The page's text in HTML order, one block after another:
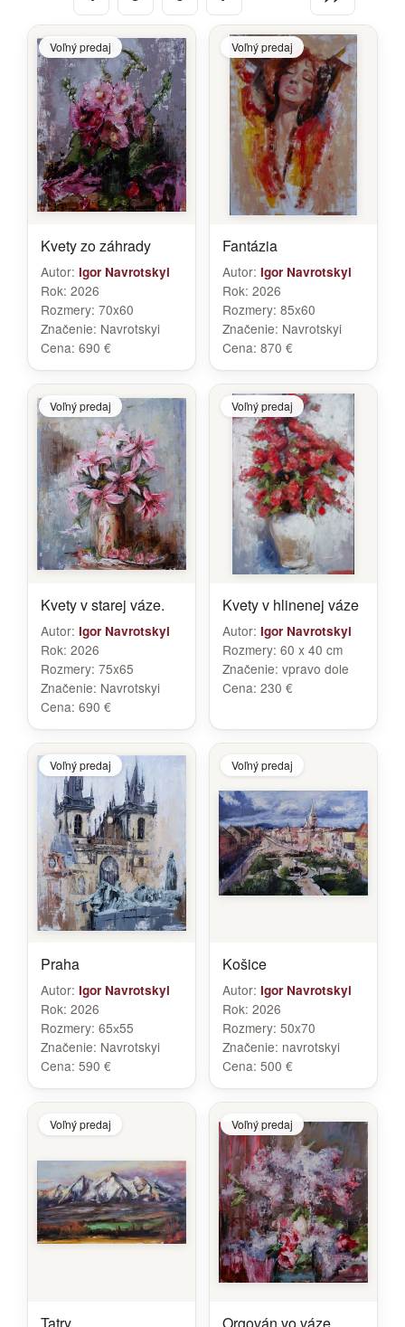
Voľný predaj
Kvety zo záhrady
Autor: Igor Navrotskyi
Rok: 2026
Rozmery: 70x60
Značenie: Navrotskyi
Cena: 690 €
Voľný predaj
Fantázia
Autor: Igor Navrotskyi
Rok: 2026
Rozmery: 85x60
Značenie: Navrotskyi
Cena: 870 €
Voľný predaj
Kvety v starej váze.
Autor: Igor Navrotskyi
Rok: 2026
Rozmery: 75x65
Značenie: Navrotskyi
Cena: 690 €
Voľný predaj
Kvety v hlinenej váze
Autor: Igor Navrotskyi
Rozmery: 60 x 40 cm
Značenie: vpravo dole
Cena: 230 €
Voľný predaj
Praha
Autor: Igor Navrotskyi
Rok: 2026
Rozmery: 65х55
Značenie: Navrotskyi
Cena: 590 €
Voľný predaj
Košice
Autor: Igor Navrotskyi
Rok: 2026
Rozmery: 50x70
Značenie: navrotskyi
Cena: 500 €
Voľný predaj Voľný predaj